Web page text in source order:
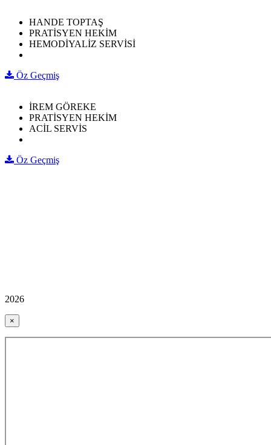
HANDE TOPTAŞ
PRATİSYEN HEKİM
HEMODİYALİZ SERVİSİ
Öz Geçmiş
İREM GÖREKE
PRATİSYEN HEKİM
ACİL SERVİS
Öz Geçmiş
2026
×